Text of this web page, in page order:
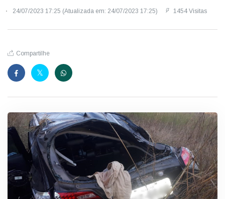
24/07/2023 17:25 (Atualizada em: 24/07/2023 17:25) 1454 Visitas
Compartilhe